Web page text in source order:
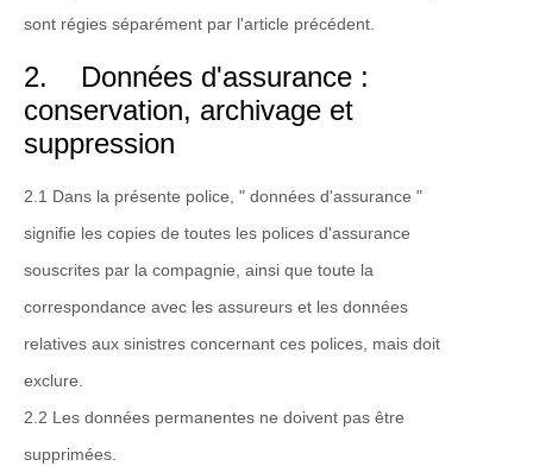
sont régies séparément par l'article précédent.
2. Données d'assurance :
conservation, archivage et
suppression
2.1 Dans la présente police, " données d'assurance "
signifie les copies de toutes les polices d'assurance
souscrites par la compagnie, ainsi que toute la
correspondance avec les assureurs et les données
relatives aux sinistres concernant ces polices, mais doit
exclure.
2.2 Les données permanentes ne doivent pas être
supprimées.